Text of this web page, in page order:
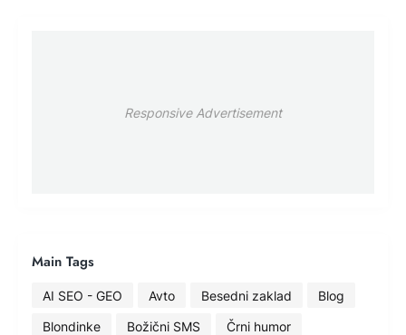
Responsive Advertisement
Main Tags
AI SEO - GEO Avto Besedni zaklad
Blog
Blondinke
Božični SMS
Črni humor